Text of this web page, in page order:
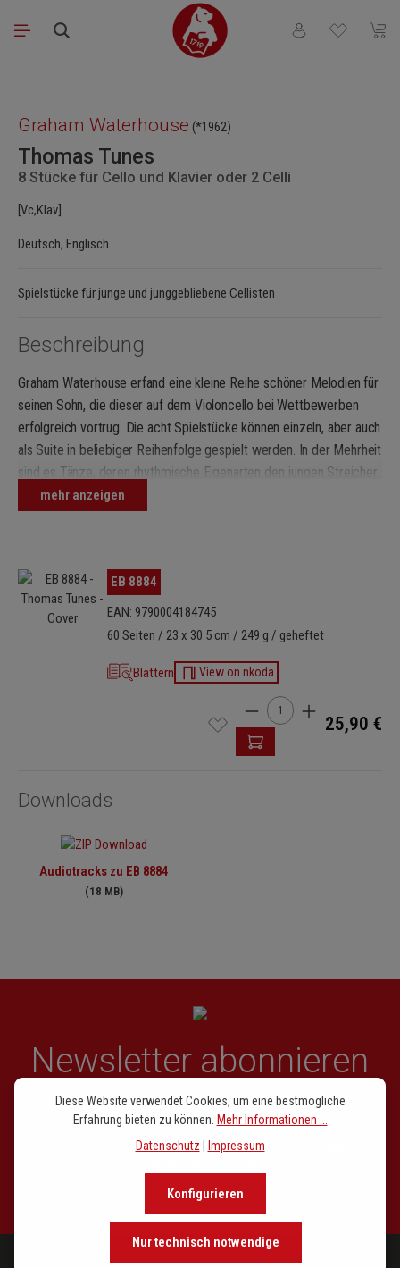
Zum Hauptinhalt springen
Du hast 0
Graham Waterhouse (*1962)
Thomas Tunes
8 Stücke für Cello und Klavier oder 2 Celli
[Vc,Klav]
Deutsch, Englisch
Spielstücke für junge und junggebliebene Cellisten
Beschreibung
Graham Waterhouse erfand eine kleine Reihe schöner Melodien für
seinen Sohn, die dieser auf dem Violoncello bei Wettbewerben
erfolgreich vortrug. Die acht Spielstücke können einzeln, aber auch
als Suite in beliebiger Reihenfolge gespielt werden. In der Mehrheit
sind es Tänze, deren rhythmische Eigenarten den jungen Streicher
herausfordern. Dies gilt ebenfalls für die gelegentlich verwendeten
„erweiterten“ Spieltechniken, in die hier eingeführt wird. Der
Reihe. Ursprünglich für Solostimme und Klavier geschrieben,
beinhaltet diese Ausgabe zudem eine alternative Fassung für zwei
Violoncelli.
mehr anzeigen
Bildergalerie überspringen
EB 8884
EAN: 9790004184745
60 Seiten / 23 x 30.5 cm / 249 g / geheftet
Blättern View on nkoda
Produkt Anzahl: Gib
25,90 €
Downloads
Audiotracks zu EB 8884
(18 MB)
Newsletter abonnieren
Mit unserem Newsletter sind Sie den entscheidenen Takt voraus.
Entdecken Sie Neuerscheinungen,
lernen Sie Hintergründe kennen und lassen Sie sich von exklusiven
Diese Website verwendet Cookies, um eine bestmögliche
Erfahrung bieten zu können. Mehr Informationen ...
Datenschutz
Impressum
Nur technisch notwendige
Konfigurieren